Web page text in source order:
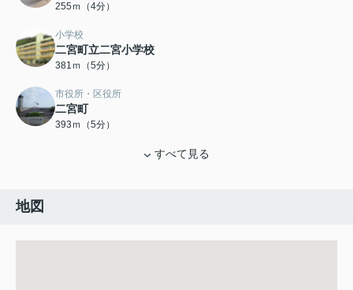
255ｍ（4分）
小学校
二宮町立二宮小学校
381ｍ（5分）
市役所・区役所
二宮町
393ｍ（5分）
すべて見る
地図